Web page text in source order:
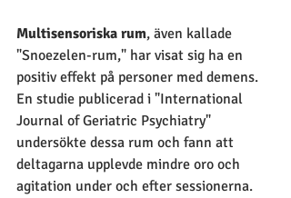
Multisensoriska rum, även kallade
"Snoezelen-rum," har visat sig ha en
positiv effekt på personer med demens.
En studie publicerad i "International
Journal of Geriatric Psychiatry"
undersökte dessa rum och fann att
deltagarna upplevde mindre oro och
agitation under och efter sessionerna.